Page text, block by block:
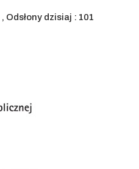
, Odsłony dzisiaj : 101